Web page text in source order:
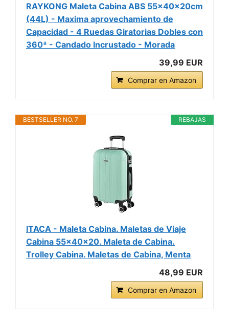
RAYKONG Maleta Cabina ABS 55x40x20cm
(44L) - Maxima aprovechamiento de
Capacidad - 4 Ruedas Giratorias Dobles con
360ª - Candado Incrustado - Morada
39,99 EUR
Comprar en Amazon
REBAJAS
BESTSELLER NO. 7
ITACA - Maleta Cabina. Maletas de Viaje
Cabina 55x40x20. Maleta de Cabina.
Trolley Cabina. Maletas de Cabina, Menta
48,99 EUR
Comprar en Amazon